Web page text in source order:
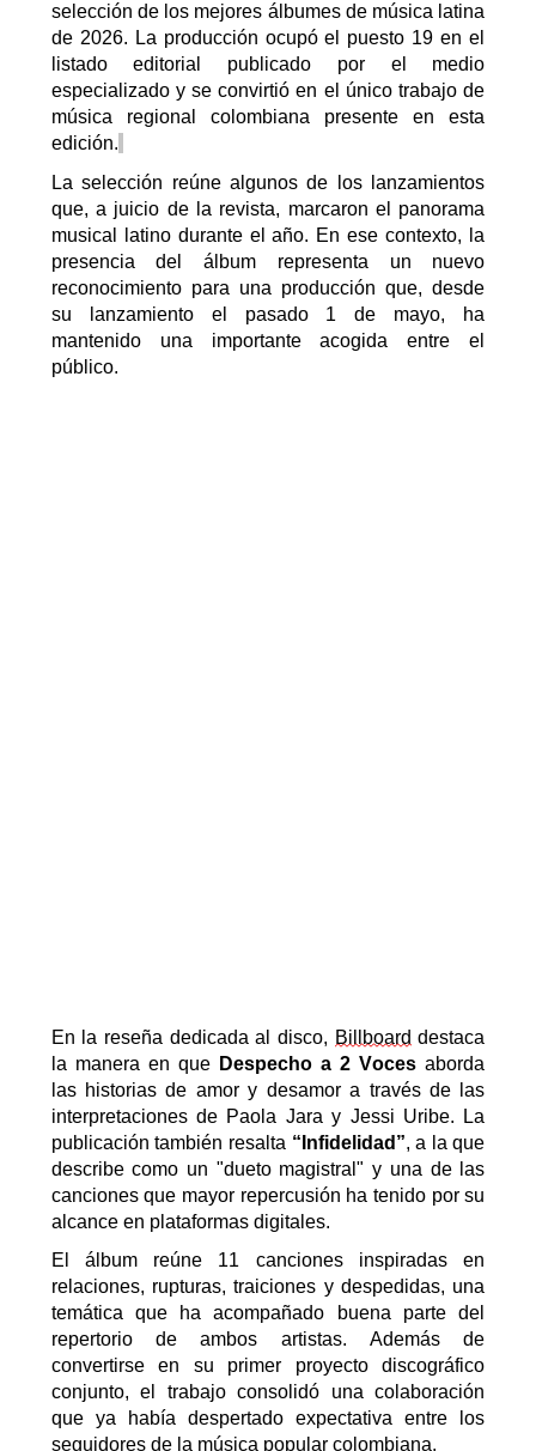
selección de los mejores álbumes de música latina
de 2026. La producción ocupó el puesto 19 en el
listado editorial publicado por el medio
especializado y se convirtió en el único trabajo de
música regional colombiana presente en esta
edición.
La selección reúne algunos de los lanzamientos
que, a juicio de la revista, marcaron el panorama
musical latino durante el año. En ese contexto, la
presencia del álbum representa un nuevo
reconocimiento para una producción que, desde
su lanzamiento el pasado 1 de mayo, ha
mantenido una importante acogida entre el
público.
En la reseña dedicada al disco, Billboard destaca
la manera en que Despecho a 2 Voces aborda
las historias de amor y desamor a través de las
interpretaciones de Paola Jara y Jessi Uribe. La
publicación también resalta “ Infidelidad ”, a la que
describe como un "dueto magistral" y una de las
canciones que mayor repercusión ha tenido por su
alcance en plataformas digitales.
El álbum reúne 11 canciones inspiradas en
relaciones, rupturas, traiciones y despedidas, una
temática que ha acompañado buena parte del
repertorio de ambos artistas. Además de
convertirse en su primer proyecto discográfico
conjunto, el trabajo consolidó una colaboración
que ya había despertado expectativa entre los
seguidores de la música popular colombiana.